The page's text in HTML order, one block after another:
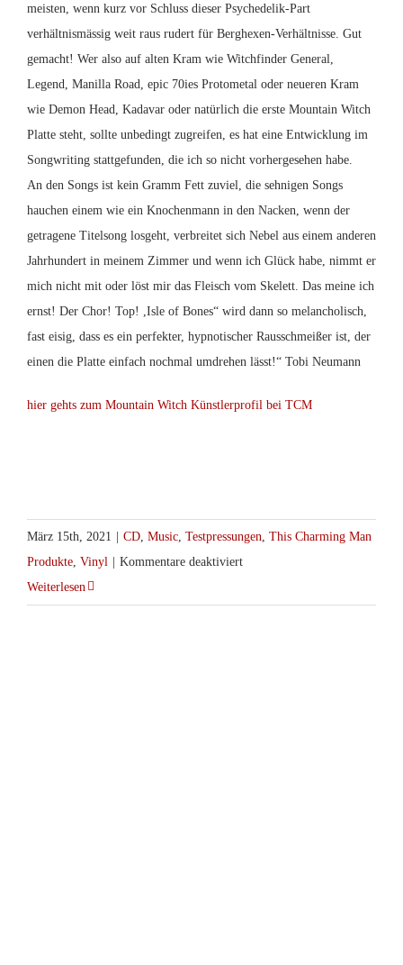
meisten, wenn kurz vor Schluss dieser Psychedelik-Part
verhältnismässig weit raus rudert für Berghexen-Verhältnisse. Gut
gemacht! Wer also auf alten Kram wie Witchfinder General,
Legend, Manilla Road, epic 70ies Protometal oder neueren Kram
wie Demon Head, Kadavar oder natürlich die erste Mountain Witch
Platte steht, sollte unbedingt zugreifen, es hat eine Entwicklung im
Songwriting stattgefunden, die ich so nicht vorhergesehen habe.
An den Songs ist kein Gramm Fett zuviel, die sehnigen Songs
hauchen einem wie ein Knochenmann in den Nacken, wenn der
getragene Titelsong losgeht, verbreitet sich Nebel aus einem anderen
Jahrhundert in meinem Zimmer und wenn ich Glück habe, nimmt er
mich nicht mit oder löst mir das Fleisch vom Skelett. Das meine ich
ernst! Der Chor! Top! ,Isle of Bones“ wird dann so melancholisch,
fast eisig, dass es ein perfekter, hypnotischer Rausschmeißer ist, der
einen die Platte einfach nochmal umdrehen lässt!“ Tobi Neumann
hier gehts zum Mountain Witch Künstlerprofil bei TCM
März 15th, 2021 | CD Music Testpressungen This Charming Man
Produkte Vinyl | Kommentare deaktiviertfür
Weiterlesen